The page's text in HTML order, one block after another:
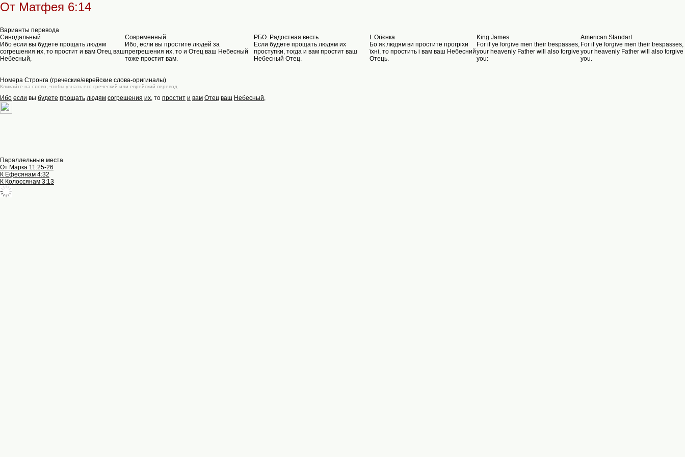
От Матфея 6:14
Варианты перевода
Синодальный
Ибо если вы будете прощать людям
согрешения их, то простит и вам Отец ваш
Небесный,
Современный
Ибо, если вы простите людей за
прегрешения их, то и Отец ваш Небесный
тоже простит вам.
РБО. Радостная весть
Если будете прощать людям их
проступки, тогда и вам простит ваш
Небесный Отец.
I. Oгієнка
Бо як людям ви простите прогріхи
їхні, то простить і вам ваш Небесний
Отець.
King James
For if ye forgive men their trespasses,
your heavenly Father will also forgive
you:
American Standart
For if ye forgive men their trespasses,
your heavenly Father will also forgive
you.
Номера Стронга (греческие/еврейские слова-оригиналы)
Кликайте на слово, чтобы узнать его греческий или еврейский перевод.
Ибо если вы будете прощать людям согрешения их, то простит и вам Отец ваш Небесный,
Параллельные места
От Марка 11:25-26
К Ефесянам 4:32
К Колоссянам 3:13